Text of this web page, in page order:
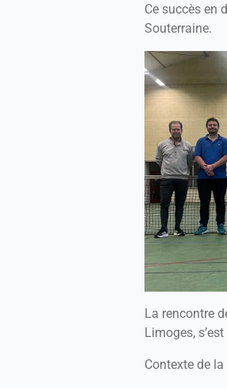
Ce succès en
Souterraine.
La rencontre
Limoges,
Contexte de